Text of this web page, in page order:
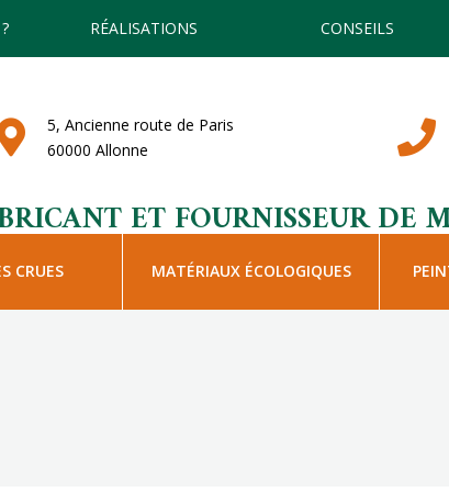
RÉALISATIONS CONSEILS
5, Ancienne route de Paris
60000 Allonne
ET FOURNISSEUR DE
CRUES MATÉRIAUX ÉCOLOGIQUES